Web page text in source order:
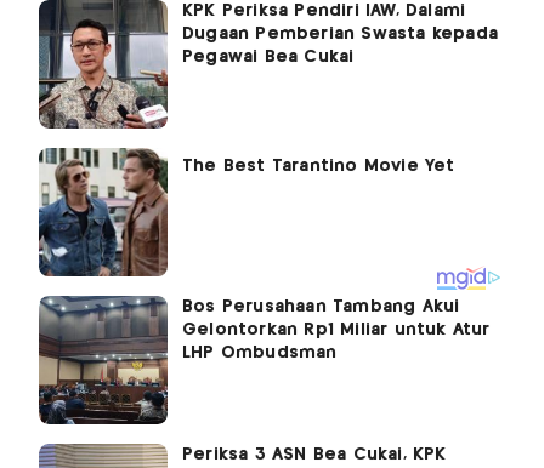
KPK Periksa Pendiri IAW, Dalami
Dugaan Pemberian Swasta kepada
Pegawai Bea Cukai
Bos Perusahaan Tambang Akui
Gelontorkan Rp1 Miliar untuk Atur
LHP Ombudsman
Periksa 3 ASN Bea Cukai, KPK